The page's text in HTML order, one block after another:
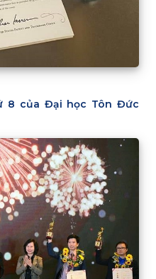
8 của Đại học Tôn Đức